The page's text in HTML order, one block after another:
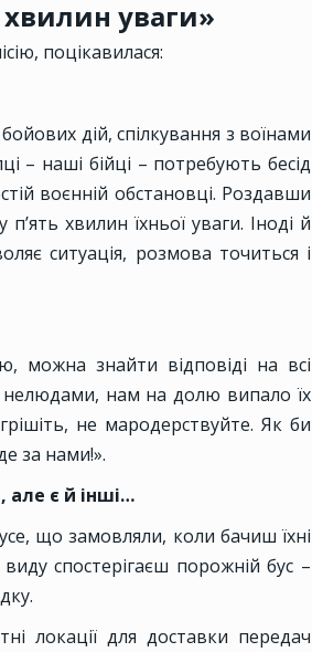
уваги»
поцікавилася:
дій, спілкування з воїнами
– наші бійці – потребують бесід
воєнній обстановці. Роздавши
хвилин їхньої уваги. Іноді й
ситуація, розмова точиться і
можна знайти відповіді на всі
нам на долю випало їх
не мародерствуйте. Як би
за нами!».
але є й інші…
що замовляли, коли бачиш їхні
спостерігаєш порожній бус –
локації для доставки передач